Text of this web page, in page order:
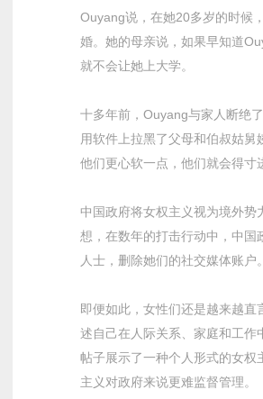
Ouyang说，在她20多岁的时候
婚。她的母亲说，如果早知道
就不会让她上大学。
十多年前，Ouyang与家人断绝
用软件上拉黑了父母和伯叔姑舅
他们更心软一点，他们就会得寸
中国政府将女权主义视为境外势
想，在数年的打击行动中，中国
人士，删除她们的社交媒体账户。
即便如此，女性们还是越来越直
述自己在人际关系、家庭和工作
帖子展示了一种个人形式的女权
主义对政府来说更难监督管理。